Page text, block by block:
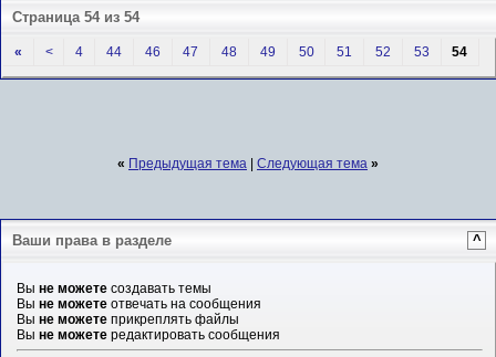
Страница 54 из 54
« < 4 44 46 47 48 49 50 51 52 53 54
« Предыдущая тема | Следующая тема »
Ваши права в разделе ^
Вы не можетесоздавать темы
Вы не можетеотвечать на сообщения
Вы не можетеприкреплять файлы
Вы не можетередактировать сообщения